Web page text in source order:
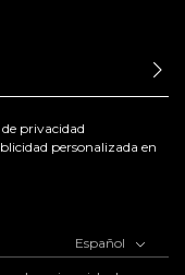
privacidad
personalizada en
Español